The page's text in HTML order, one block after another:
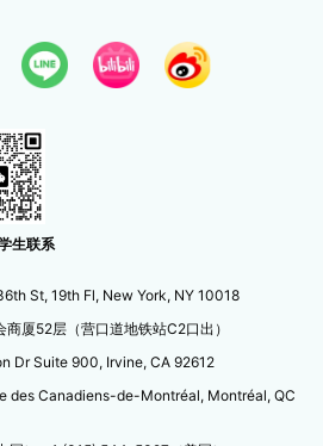
生联系
St, 19th Fl, New York, NY 10018
商厦52层（营口道地铁站C2口出）
Dr Suite 900, Irvine, CA 92612
des Canadiens-de-Montréal, Montréal, QC